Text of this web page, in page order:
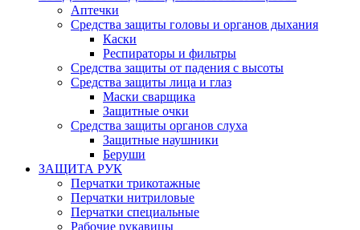
Аптечки
Средства защиты головы и органов дыхания
Каски
Респираторы и фильтры
Средства защиты от падения с высоты
Средства защиты лица и глаз
Маски сварщика
Защитные очки
Средства защиты органов слуха
Защитные наушники
Беруши
ЗАЩИТА РУК
Перчатки трикотажные
Перчатки нитриловые
Перчатки специальные
Рабочие рукавицы